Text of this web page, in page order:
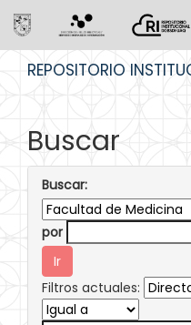
REPOSITORIO
Buscar
Buscar:
por
Filtros actuales: